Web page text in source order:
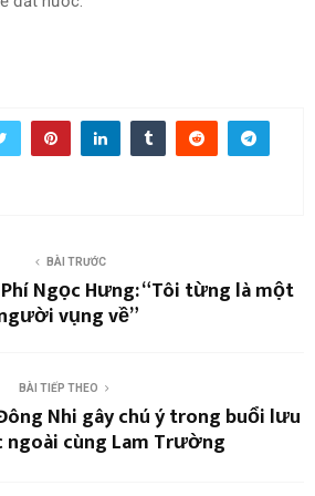
BÀI TRƯỚC
Ngọc Hưng: “Tôi từng là một
vụng về”
BÀI TIẾP THEO
Đông Nhi gây chú ý trong buổi lưu
cùng Lam Trường